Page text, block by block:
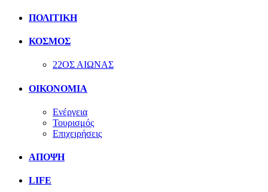
ΠΟΛΙΤΙΚΗ
ΚΟΣΜΟΣ
22ΟΣ ΑΙΩΝΑΣ
ΟΙΚΟΝΟΜΙΑ
Ενέργεια
Τουρισμός
Επιχειρήσεις
ΑΠΟΨΗ
LIFE